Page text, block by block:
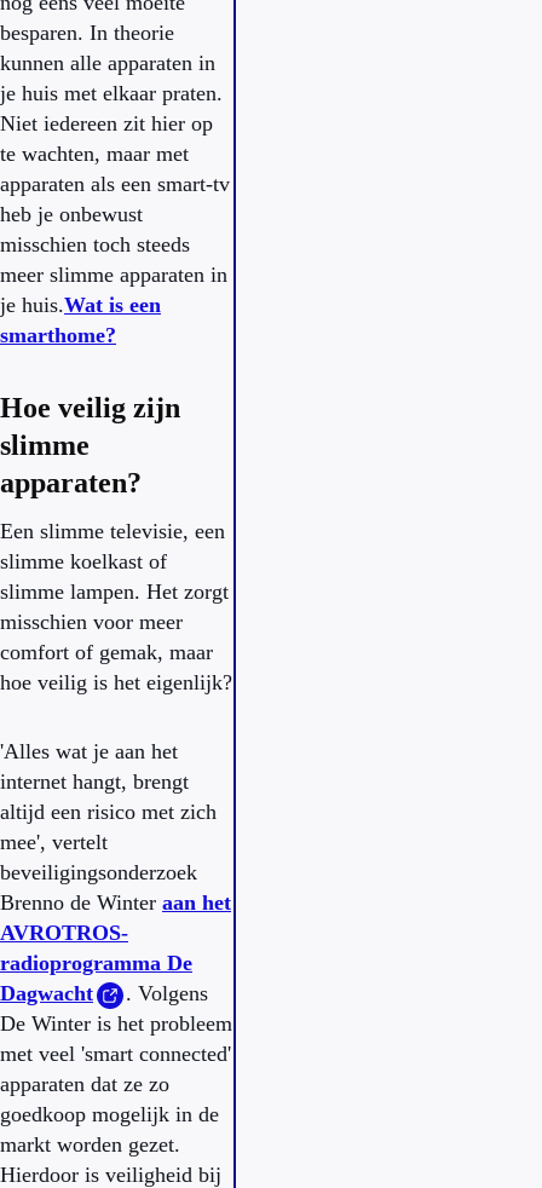
besparen. In theorie
kunnen alle apparaten in
je huis met elkaar praten.
Niet iedereen zit hier op
te wachten, maar met
apparaten als een smart-tv
heb je onbewust
misschien toch steeds
meer slimme apparaten in
je huis.Wat is een
smarthome?
Hoe veilig zijn
slimme
apparaten?
Een slimme televisie, een
slimme koelkast of
slimme lampen. Het zorgt
misschien voor meer
comfort of gemak, maar
hoe veilig is het eigenlijk?
'Alles wat je aan het
internet hangt, brengt
altijd een risico met zich
mee', vertelt
beveiligingsonderzoek
Brenno de Winter aan het
AVROTROS-
radioprogramma De
Dagwacht
. Volgens
De Winter is het probleem
met veel 'smart connected'
apparaten dat ze zo
goedkoop mogelijk in de
markt worden gezet.
Hierdoor is veiligheid bij